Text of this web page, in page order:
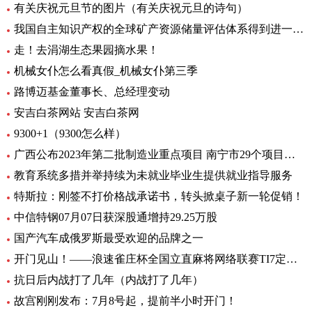
有关庆祝元旦节的图片（有关庆祝元旦的诗句）
我国自主知识产权的全球矿产资源储量评估体系得到进一步丰富
走！去涓湖生态果园摘水果！
机械女仆怎么看真假_机械女仆第三季
路博迈基金董事长、总经理变动
安吉白茶网站 安吉白茶网
9300+1（9300怎么样）
广西公布2023年第二批制造业重点项目 南宁市29个项目入选
教育系统多措并举持续为未就业毕业生提供就业指导服务
特斯拉：刚签不打价格战承诺书，转头掀桌子新一轮促销！
中信特钢07月07日获深股通增持29.25万股
国产汽车成俄罗斯最受欢迎的品牌之一
开门见山！——浪速雀庄杯全国立直麻将网络联赛TI7定级赛第1轮战报
抗日后内战打了几年（内战打了几年）
故宫刚刚发布：7月8号起，提前半小时开门！